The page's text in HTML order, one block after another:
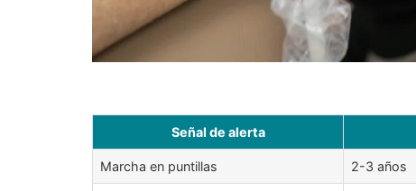
Señal de alerta
Marcha en puntillas 2-3 años